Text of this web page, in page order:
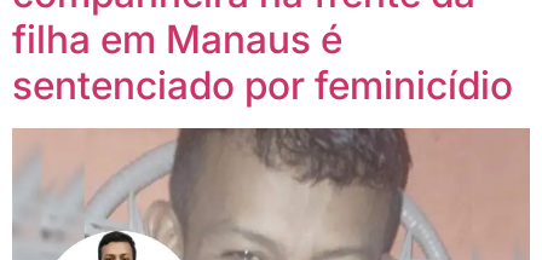
filha em Manaus é
sentenciado por feminicídio